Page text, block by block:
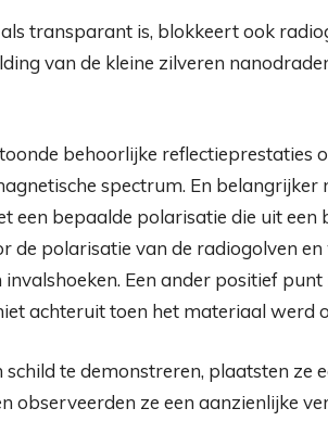
van de kleine zilveren
behoorlijke reflectieprestaties
spectrum. En belangrijker
een bepaalde polarisatie die uit
de polarisatie van de radiogolven
Een ander positief
achteruit toen het materiaal werd
te demonstreren, plaatsten ze
observeerden ze een aanzienlijke